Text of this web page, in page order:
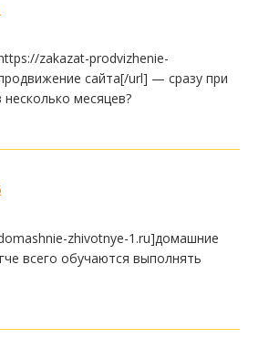
zakazat-prodvizhenie-
сайта[/url] — сразу при
несколько месяцев?
zhivotnye-1.ru]домашние
всего обучаются выполнять